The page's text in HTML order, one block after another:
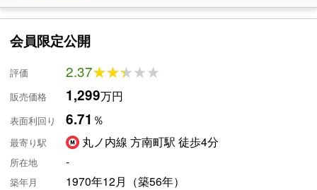
会員限定公開
評価 2.37★★★★★
★★★★★
販売価格 1,299万円
表面利回り 6.71 ％
最寄り駅 丸ノ内線 方南町駅 徒歩4分
所在地 -
築年月 1970年12月（築56年）